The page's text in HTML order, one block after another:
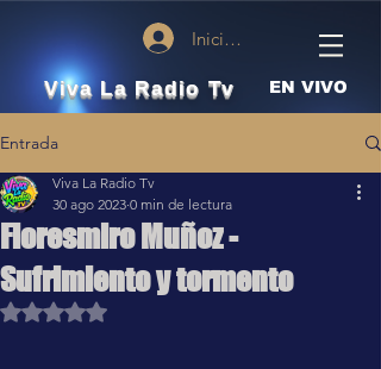
Iniciar sesión
Viva La Radio Tv EN VIVO
Entrada
Floresmiro Muñoz -
Sufrimiento y tormento
Viva La Radio Tv
30 ago 2023 0 min de lectura
Obtuvo NaN de 5 estrellas.